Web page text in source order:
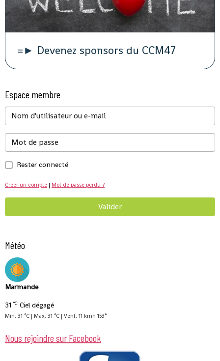
=► Devenez sponsors du CCM47
Espace membre
Rester connecté
Créer un compte | Mot de passe perdu ?
Valider
Météo
Marmande
31 °C Ciel dégagé
Min: 31 °C | Max: 31 °C | Vent: 11 kmh 153°
Nous rejoindre sur Facebook